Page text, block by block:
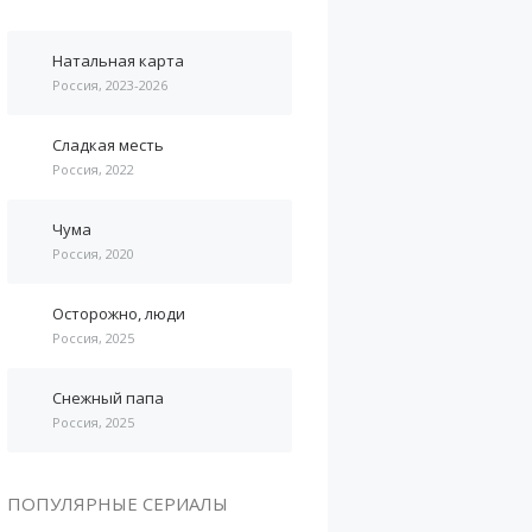
Натальная карта
Россия, 2023-2026
Сладкая месть
Россия, 2022
Чума
Россия, 2020
Осторожно, люди
Россия, 2025
Снежный папа
Россия, 2025
ПОПУЛЯРНЫЕ СЕРИАЛЫ